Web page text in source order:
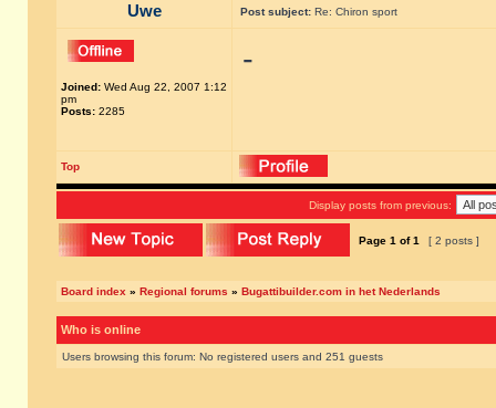
Uwe Post subject: Re: Chiron sport
Joined: Wed Aug 22, 2007 1:12
pm
Posts: 2285
-
Top
Display posts from previous:
Page 1 of1 [ 2 posts ]
Board index » Regional forums » Bugattibuilder.com in het Nederlands
Who is online
Users browsing this forum: No registered users and 251 guests